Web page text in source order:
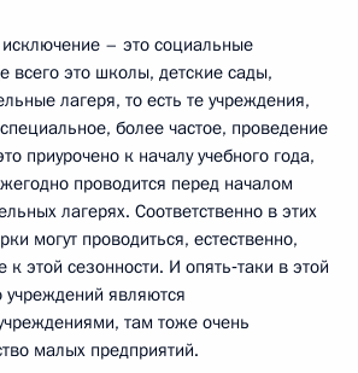
– это социальные
всего это школы, детские сады,
лагеря, то есть те учреждения,
более частое, проведение
приурочено к началу учебного года,
проводится перед началом
лагерях. Соответственно в этих
могут проводиться, естественно,
этой сезонности. И опять‑таки в этой
являются
там тоже очень
малых предприятий.